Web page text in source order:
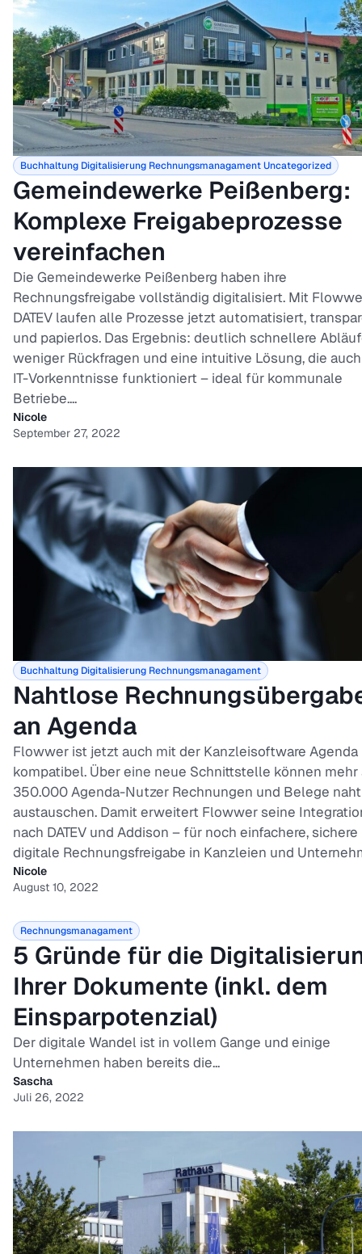
Buchhaltung Digitalisierung RechnungsmanagamentUncategorized
Gemeindewerke Peißenberg:
Komplexe Freigabeprozesse
vereinfachen
Die Gemeindewerke Peißenberg haben ihre
Rechnungsfreigabe vollständig digitalisiert. Mit
DATEV laufen alle Prozesse jetzt automatisiert,
und papierlos. Das Ergebnis: deutlich schnellere
weniger Rückfragen und eine intuitive Lösung, die
IT-Vorkenntnisse funktioniert – ideal für kommunale
Betriebe....
Nicole
September 27, 2022
Buchhaltung Digitalisierung Rechnungsmanagament
Nahtlose
an Agenda
Flowwer ist jetzt auch mit der Kanzleisoftware Agenda
kompatibel. Über eine neue Schnittstelle können mehr
350.000 Agenda-Nutzer Rechnungen und Belege
austauschen. Damit erweitert Flowwer seine
nach DATEV und Addison – für noch einfachere,
digitale Rechnungsfreigabe in Kanzleien und
Nicole
August 10, 2022
Rechnungsmanagament
5 Gründe für die
Ihrer Dokumente (inkl. dem
Einsparpotenzial)
Der digitale Wandel ist in vollem Gange und einige
Unternehmen haben bereits die...
Sascha
Juli 26, 2022